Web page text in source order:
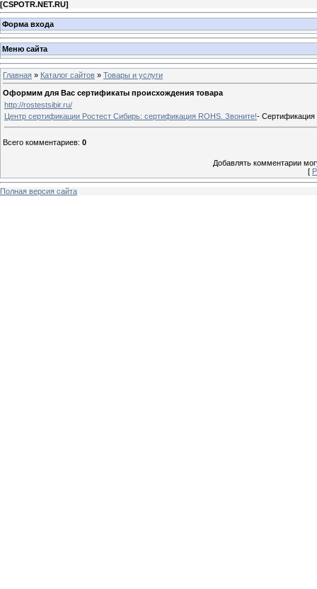
[CSPOTR.NET.RU]
Форма входа
Меню сайта
Главная » Каталог сайтов » Товары и услуги
Оформим для Вас сертификаты происхождения товара
http://rostestsibir.ru/
Центр сертификации Ростест Сибирь: сертификация ROHS. Звоните!- Сертификация
Всего комментариев: 0
Добавлять комментарии
[
Полная версия сайта